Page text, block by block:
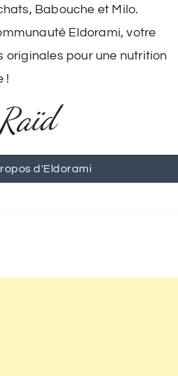
Babouche et Milo.
Eldorami, votre
originales pour une nutrition
!
d'Eldorami